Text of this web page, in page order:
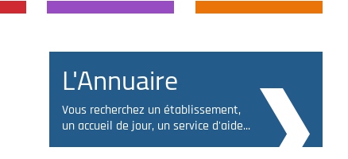
L'Annuaire
Vous recherchez un établissement,
un accueil de jour, un service d'aide...